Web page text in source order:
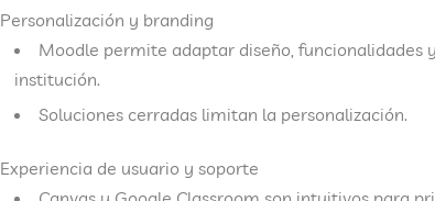
Personalización y branding
Moodle permite adaptar diseño, funcionalidades
institución.
Soluciones cerradas limitan la personalización.
Experiencia de usuario y soporte